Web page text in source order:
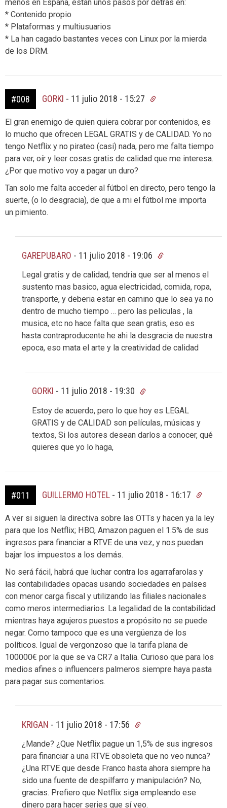
menos en España, están unos pasos por detras en:
* Contenido propio
* Plataformas y multiusuarios
* La han cagado bastantes veces con Linux por la mierda
de los DRM.
#008 GORKI - 11 julio 2018 - 15:27
El gran enemigo de quien quiera cobrar por contenidos, es
lo mucho que ofrecen LEGAL GRATIS y de CALIDAD. Yo no
tengo Netflix y no pirateo (casi) nada, pero me falta tiempo
para ver, oír y leer cosas gratis de calidad que me interesa.
¿Por que motivo voy a pagar un duro?
Tan solo me falta acceder al fútbol en directo, pero tengo la
suerte, (o lo desgracia), de que a mi el fútbol me importa
un pimiento.
GAREPUBARO - 11 julio 2018 - 19:06
Legal gratis y de calidad, tendria que ser al menos el
sustento mas basico, agua electricidad, comida, ropa,
transporte, y deberia estar en camino que lo sea ya no
dentro de mucho tiempo … pero las peliculas , la
musica, etc no hace falta que sean gratis, eso es
hasta contraproducente he ahi la desgracia de nuestra
epoca, eso mata el arte y la creatividad de calidad
GORKI - 11 julio 2018 - 19:30
Estoy de acuerdo, pero lo que hoy es LEGAL
GRATIS y de CALIDAD son películas, músicas y
textos, Si los autores desean darlos a conocer, qué
quieres que yo lo haga,
#011 GUILLERMO HOTEL - 11 julio 2018 - 16:17
A ver si siguen la directiva sobre las OTTs y hacen ya la ley
para que los Netflix; HBO, Amazon paguen el 1.5% de sus
ingresos para financiar a RTVE de una vez, y nos puedan
bajar los impuestos a los demás.
No será fácil, habrá que luchar contra los agarrafarolas y
las contabilidades opacas usando sociedades en países
con menor carga fiscal y utilizando las filiales nacionales
como meros intermediarios. La legalidad de la contabilidad
mientras haya agujeros puestos a propósito no se puede
negar. Como tampoco que es una vergüenza de los
políticos. Igual de vergonzoso que la tarifa plana de
100000€ por la que se va CR7 a Italia. Curioso que para los
medios afines o influencers palmeros siempre haya pasta
para pagar sus comentarios.
KRIGAN - 11 julio 2018 - 17:56
¿Mande? ¿Que Netflix pague un 1,5% de sus ingresos
para financiar a una RTVE obsoleta que no veo nunca?
¿Una RTVE que desde Franco hasta ahora siempre ha
sido una fuente de despilfarro y manipulación? No,
gracias. Prefiero que Netflix siga empleando ese
dinero para hacer series que sí veo.